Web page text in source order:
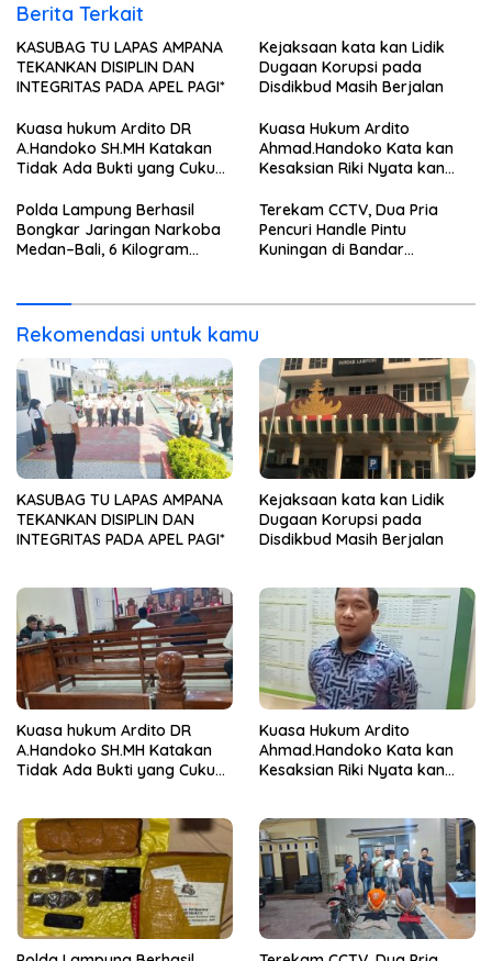
Berita Terkait
KASUBAG TU LAPAS AMPANA
TEKANKAN DISIPLIN DAN
INTEGRITAS PADA APEL PAGI*
Kejaksaan kata kan Lidik
Dugaan Korupsi pada
Disdikbud Masih Berjalan
Kuasa hukum Ardito DR
A.Handoko SH.MH Katakan
Tidak Ada Bukti yang Cukup
Kuasa Hukum Ardito
Ahmad.Handoko Kata kan
Kesaksian Riki Nyata kan
nya Terima Uang
Polda Lampung Berhasil
Bongkar Jaringan Narkoba
Medan–Bali, 6 Kilogram
Terekam CCTV, Dua Pria
Pencuri Handle Pintu
Kuningan di Bandar
Rekomendasi untuk kamu
KASUBAG TU LAPAS AMPANA
TEKANKAN DISIPLIN DAN
INTEGRITAS PADA APEL PAGI*
Kejaksaan kata kan Lidik
Dugaan Korupsi pada
Disdikbud Masih Berjalan
Kuasa hukum Ardito DR
A.Handoko SH.MH Katakan
Tidak Ada Bukti yang Cukup
Kuasa Hukum Ardito
Ahmad.Handoko Kata kan
Kesaksian Riki Nyata kan